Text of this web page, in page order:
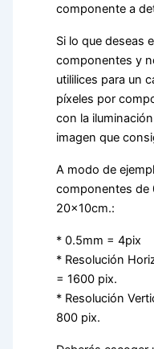
componente a
Si lo que deseas
componentes y
utililices para un
píxeles por
con la
imagen que
A modo de
componentes de
20×10cm.:
* 0.5mm = 4pix
* Resolución
= 1600 pix.
* Resolución
800 pix.